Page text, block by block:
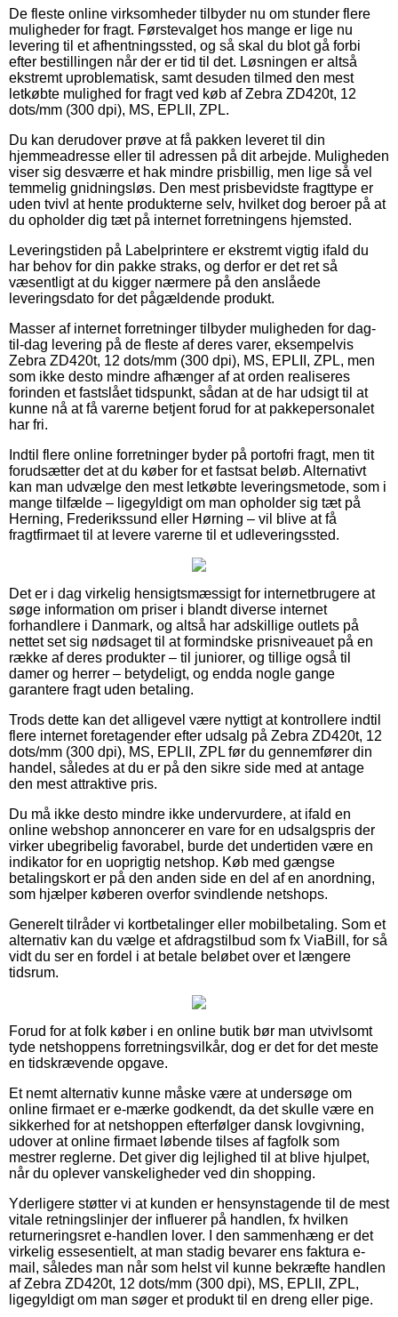
De fleste online virksomheder tilbyder nu om stunder flere
muligheder for fragt. Førstevalget hos mange er lige nu
levering til et afhentningssted, og så skal du blot gå forbi
efter bestillingen når der er tid til det. Løsningen er altså
ekstremt uproblematisk, samt desuden tilmed den mest
letkøbte mulighed for fragt ved køb af Zebra ZD420t, 12
dots/mm (300 dpi), MS, EPLII, ZPL.
Du kan derudover prøve at få pakken leveret til din
hjemmeadresse eller til adressen på dit arbejde. Muligheden
viser sig desværre et hak mindre prisbillig, men lige så vel
temmelig gnidningsløs. Den mest prisbevidste fragttype er
uden tvivl at hente produkterne selv, hvilket dog beroer på at
du opholder dig tæt på internet forretningens hjemsted.
Leveringstiden på Labelprintere er ekstremt vigtig ifald du
har behov for din pakke straks, og derfor er det ret så
væsentligt at du kigger nærmere på den anslåede
leveringsdato for det pågældende produkt.
Masser af internet forretninger tilbyder muligheden for dag-
til-dag levering på de fleste af deres varer, eksempelvis
Zebra ZD420t, 12 dots/mm (300 dpi), MS, EPLII, ZPL, men
som ikke desto mindre afhænger af at orden realiseres
forinden et fastslået tidspunkt, sådan at de har udsigt til at
kunne nå at få varerne betjent forud for at pakkepersonalet
har fri.
Indtil flere online forretninger byder på portofri fragt, men tit
forudsætter det at du køber for et fastsat beløb. Alternativt
kan man udvælge den mest letkøbte leveringsmetode, som i
mange tilfælde – ligegyldigt om man opholder sig tæt på
Herning, Frederikssund eller Hørning – vil blive at få
fragtfirmaet til at levere varerne til et udleveringssted.
Det er i dag virkelig hensigtsmæssigt for internetbrugere at
søge information om priser i blandt diverse internet
forhandlere i Danmark, og altså har adskillige outlets på
nettet set sig nødsaget til at formindske prisniveauet på en
række af deres produkter – til juniorer, og tillige også til
damer og herrer – betydeligt, og endda nogle gange
garantere fragt uden betaling.
Trods dette kan det alligevel være nyttigt at kontrollere indtil
flere internet foretagender efter udsalg på Zebra ZD420t, 12
dots/mm (300 dpi), MS, EPLII, ZPL før du gennemfører din
handel, således at du er på den sikre side med at antage
den mest attraktive pris.
Du må ikke desto mindre ikke undervurdere, at ifald en
online webshop annoncerer en vare for en udsalgspris der
virker ubegribelig favorabel, burde det undertiden være en
indikator for en uoprigtig netshop. Køb med gængse
betalingskort er på den anden side en del af en anordning,
som hjælper køberen overfor svindlende netshops.
Generelt tilråder vi kortbetalinger eller mobilbetaling. Som et
alternativ kan du vælge et afdragstilbud som fx ViaBill, for så
vidt du ser en fordel i at betale beløbet over et længere
tidsrum.
Forud for at folk køber i en online butik bør man utvivlsomt
tyde netshoppens forretningsvilkår, dog er det for det meste
en tidskrævende opgave.
Et nemt alternativ kunne måske være at undersøge om
online firmaet er e-mærke godkendt, da det skulle være en
sikkerhed for at netshoppen efterfølger dansk lovgivning,
udover at online firmaet løbende tilses af fagfolk som
mestrer reglerne. Det giver dig lejlighed til at blive hjulpet,
når du oplever vanskeligheder ved din shopping.
Yderligere støtter vi at kunden er hensynstagende til de mest
vitale retningslinjer der influerer på handlen, fx hvilken
returneringsret e-handlen lover. I den sammenhæng er det
virkelig essesentielt, at man stadig bevarer ens faktura e-
mail, således man når som helst vil kunne bekræfte handlen
af Zebra ZD420t, 12 dots/mm (300 dpi), MS, EPLII, ZPL,
ligegyldigt om man søger et produkt til en dreng eller pige.